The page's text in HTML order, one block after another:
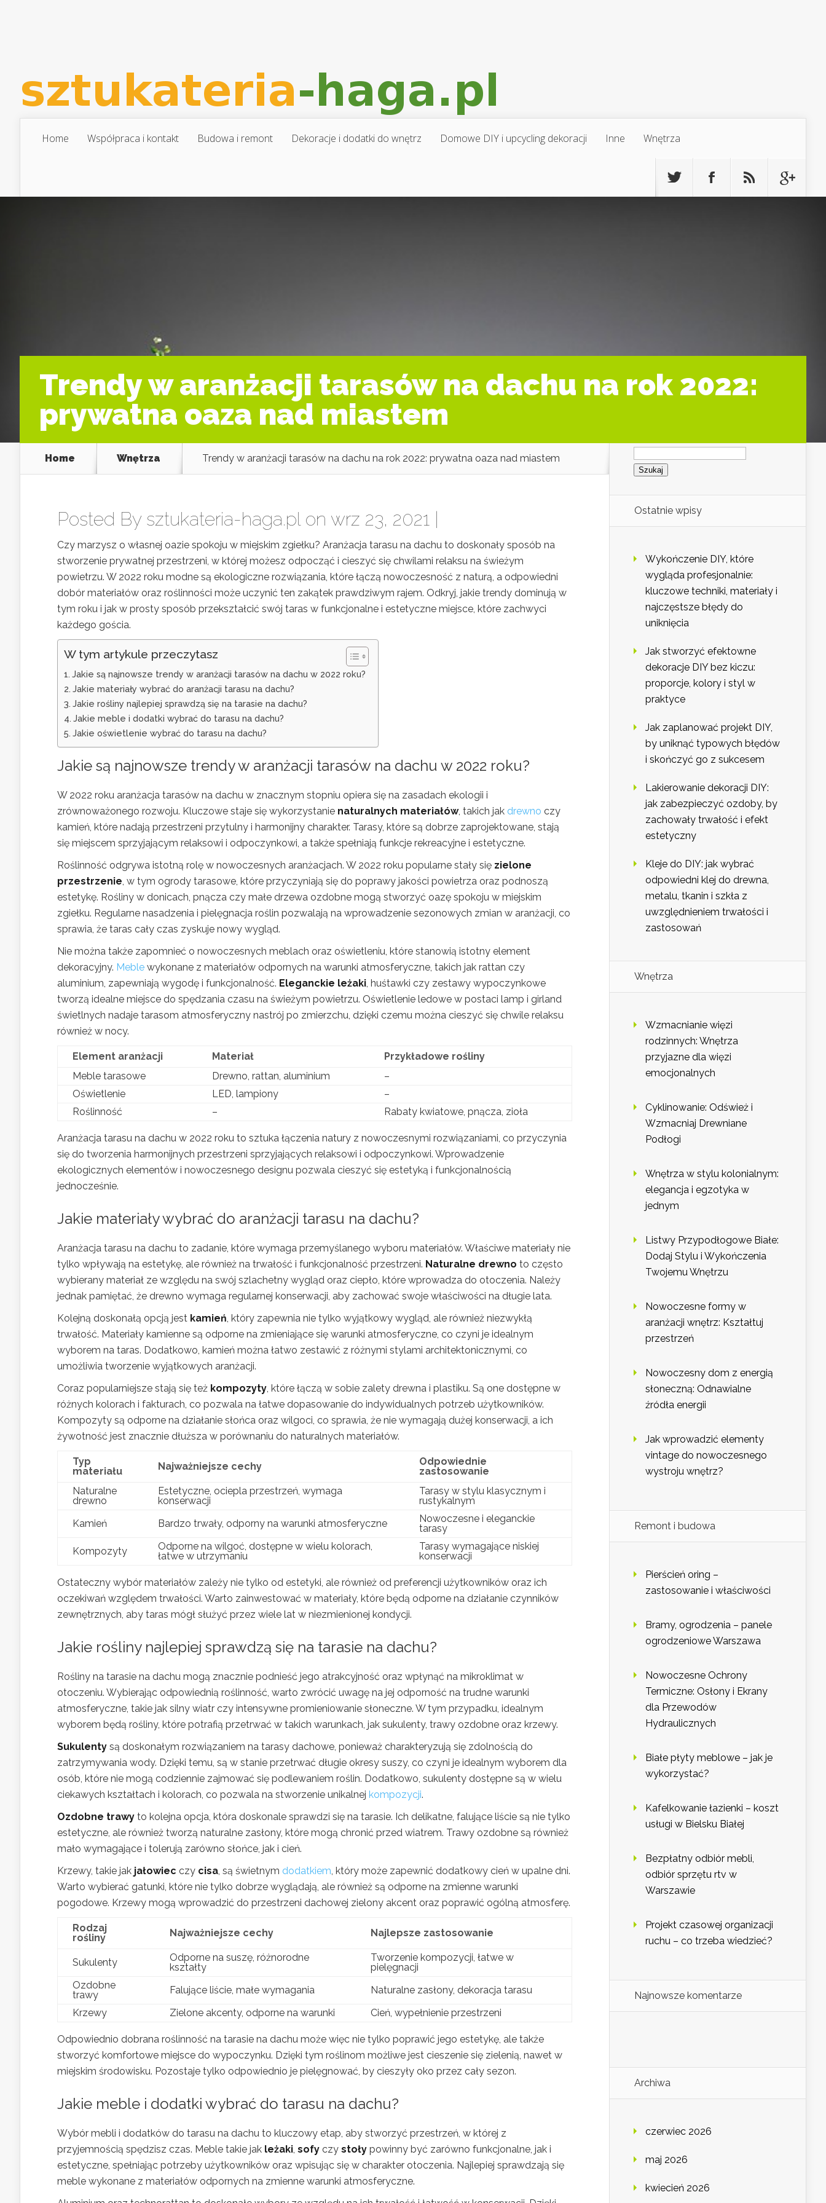
Home Współpraca i kontakt Budowa i remont Dekoracje i dodatki do wnętrz Domowe DIY i upcycling dekoracji Inne Wnętrza
Trendy w aranżacji tarasów na dachu na rok 2022:
prywatna oaza nad miastem
Home Wnętrza Trendy w aranżacji tarasów na dachu na rok 2022: prywatna oaza nad miastem
Posted By sztukateria-haga.plon wrz 23, 2021 |
Czy marzysz o własnej oazie spokoju w miejskim zgiełku? Aranżacja tarasu na dachu to doskonały sposób na
stworzenie prywatnej przestrzeni, w której możesz odpocząć i cieszyć się chwilami relaksu na świeżym
powietrzu. W 2022 roku modne są ekologiczne rozwiązania, które łączą nowoczesność z naturą, a odpowiedni
dobór materiałów oraz roślinności może uczynić ten zakątek prawdziwym rajem. Odkryj, jakie trendy dominują w
tym roku i jak w prosty sposób przekształcić swój taras w funkcjonalne i estetyczne miejsce, które zachwyci
każdego gościa.
W tym artykule przeczytasz
Jakie są najnowsze trendy w aranżacji tarasów na dachu w 2022 roku?
Jakie materiały wybrać do aranżacji tarasu na dachu?
Jakie rośliny najlepiej sprawdzą się na tarasie na dachu?
Jakie meble i dodatki wybrać do tarasu na dachu?
Jakie oświetlenie wybrać do tarasu na dachu?
Jakie są najnowsze trendy w aranżacji tarasów na dachu w 2022 roku?
W 2022 roku aranżacja tarasów na dachu w znacznym stopniu opiera się na zasadach ekologii i
zrównoważonego rozwoju. Kluczowe staje się wykorzystanie naturalnych materiałów, takich jak drewno czy
kamień, które nadają przestrzeni przytulny i harmonijny charakter. Tarasy, które są dobrze zaprojektowane, stają
się miejscem sprzyjającym relaksowi i odpoczynkowi, a także spełniają funkcje rekreacyjne i estetyczne.
Roślinność odgrywa istotną rolę w nowoczesnych aranżacjach. W 2022 roku popularne stały się zielone
przestrzenie, w tym ogrody tarasowe, które przyczyniają się do poprawy jakości powietrza oraz podnoszą
estetykę. Rośliny w donicach, pnącza czy małe drzewa ozdobne mogą stworzyć oazę spokoju w miejskim
zgiełku. Regularne nasadzenia i pielęgnacja roślin pozwalają na wprowadzenie sezonowych zmian w aranżacji, co
sprawia, że taras cały czas zyskuje nowy wygląd.
Nie można także zapomnieć o nowoczesnych meblach oraz oświetleniu, które stanowią istotny element
dekoracyjny. Meble wykonane z materiałów odpornych na warunki atmosferyczne, takich jak rattan czy
aluminium, zapewniają wygodę i funkcjonalność. Eleganckie leżaki, huśtawki czy zestawy wypoczynkowe
tworzą idealne miejsce do spędzania czasu na świeżym powietrzu. Oświetlenie ledowe w postaci lamp i girland
świetlnych nadaje tarasom atmosferyczny nastrój po zmierzchu, dzięki czemu można cieszyć się chwile relaksu
również w nocy.
Element aranżacji Materiał
Przykładowe rośliny
Meble tarasowe
Drewno, rattan, aluminium
–
Oświetlenie
LED, lampiony
–
Roślinność
– Rabaty kwiatowe, pnącza, zioła
Aranżacja tarasu na dachu w 2022 roku to sztuka łączenia natury z nowoczesnymi rozwiązaniami, co przyczynia
się do tworzenia harmonijnych przestrzeni sprzyjających relaksowi i odpoczynkowi. Wprowadzenie
ekologicznych elementów i nowoczesnego designu pozwala cieszyć się estetyką i funkcjonalnością
jednocześnie.
Jakie materiały wybrać do aranżacji tarasu na dachu?
Aranżacja tarasu na dachu to zadanie, które wymaga przemyślanego wyboru materiałów. Właściwe materiały nie
tylko wpływają na estetykę, ale również na trwałość i funkcjonalność przestrzeni. Naturalne drewno to często
wybierany materiał ze względu na swój szlachetny wygląd oraz ciepło, które wprowadza do otoczenia. Należy
jednak pamiętać, że drewno wymaga regularnej konserwacji, aby zachować swoje właściwości na długie lata.
Kolejną doskonałą opcją jest kamień, który zapewnia nie tylko wyjątkowy wygląd, ale również niezwykłą
trwałość. Materiały kamienne są odporne na zmieniające się warunki atmosferyczne, co czyni je idealnym
wyborem na taras. Dodatkowo, kamień można łatwo zestawić z różnymi stylami architektonicznymi, co
umożliwia tworzenie wyjątkowych aranżacji.
Coraz popularniejsze stają się też kompozyty, które łączą w sobie zalety drewna i plastiku. Są one dostępne w
różnych kolorach i fakturach, co pozwala na łatwe dopasowanie do indywidualnych potrzeb użytkowników.
Kompozyty są odporne na działanie słońca oraz wilgoci, co sprawia, że nie wymagają dużej konserwacji, a ich
żywotność jest znacznie dłuższa w porównaniu do naturalnych materiałów.
Typ
materiału
Najważniejsze cechy
Odpowiednie
zastosowanie
Naturalne
drewno
Estetyczne, ociepla przestrzeń, wymaga
konserwacji
Tarasy w stylu klasycznym i
rustykalnym
Kamień
Bardzo trwały, odporny na warunki atmosferyczne
Nowoczesne i eleganckie
tarasy
Kompozyty
Odporne na wilgoć, dostępne w wielu kolorach,
łatwe w utrzymaniu
Tarasy wymagające niskiej
konserwacji
Ostateczny wybór materiałów zależy nie tylko od estetyki, ale również od preferencji użytkowników oraz ich
oczekiwań względem trwałości. Warto zainwestować w materiały, które będą odporne na działanie czynników
zewnętrznych, aby taras mógł służyć przez wiele lat w niezmienionej kondycji.
Jakie rośliny najlepiej sprawdzą się na tarasie na dachu?
Rośliny na tarasie na dachu mogą znacznie podnieść jego atrakcyjność oraz wpłynąć na mikroklimat w
otoczeniu. Wybierając odpowiednią roślinność, warto zwrócić uwagę na jej odporność na trudne warunki
atmosferyczne, takie jak silny wiatr czy intensywne promieniowanie słoneczne. W tym przypadku, idealnym
wyborem będą rośliny, które potrafią przetrwać w takich warunkach, jak sukulenty, trawy ozdobne oraz krzewy.
Sukulenty są doskonałym rozwiązaniem na tarasy dachowe, ponieważ charakteryzują się zdolnością do
zatrzymywania wody. Dzięki temu, są w stanie przetrwać długie okresy suszy, co czyni je idealnym wyborem dla
osób, które nie mogą codziennie zajmować się podlewaniem roślin. Dodatkowo, sukulenty dostępne są w wielu
ciekawych kształtach i kolorach, co pozwala na stworzenie unikalnej kompozycji.
Ozdobne trawy to kolejna opcja, która doskonale sprawdzi się na tarasie. Ich delikatne, falujące liście są nie tylko
estetyczne, ale również tworzą naturalne zasłony, które mogą chronić przed wiatrem. Trawy ozdobne są również
mało wymagające i tolerują zarówno słońce, jak i cień.
Krzewy, takie jak jałowiec czy cisa, są świetnym dodatkiem, który może zapewnić dodatkowy cień w upalne dni.
Warto wybierać gatunki, które nie tylko dobrze wyglądają, ale również są odporne na zmienne warunki
pogodowe. Krzewy mogą wprowadzić do przestrzeni dachowej zielony akcent oraz poprawić ogólną atmosferę.
Rodzaj
rośliny
Najważniejsze cechy Najlepsze zastosowanie
Sukulenty
Odporne na suszę, różnorodne
kształty
Tworzenie kompozycji, łatwe w
pielęgnacji
Ozdobne
trawy
Falujące liście, małe wymagania
Naturalne zasłony, dekoracja tarasu
Krzewy
Zielone akcenty, odporne na warunki Cień, wypełnienie przestrzeni
Odpowiednio dobrana roślinność na tarasie na dachu może więc nie tylko poprawić jego estetykę, ale także
stworzyć komfortowe miejsce do wypoczynku. Dzięki tym roślinom możliwe jest cieszenie się zielenią, nawet w
miejskim środowisku. Pozostaje tylko odpowiednio je pielęgnować, by cieszyły oko przez cały sezon.
Jakie meble i dodatki wybrać do tarasu na dachu?
Wybór mebli i dodatków do tarasu na dachu to kluczowy etap, aby stworzyć przestrzeń, w której z
przyjemnością spędzisz czas. Meble takie jak leżaki, sofy czy stoły powinny być zarówno funkcjonalne, jak i
estetyczne, spełniając potrzeby użytkowników oraz wpisując się w charakter otoczenia. Najlepiej sprawdzają się
meble wykonane z materiałów odpornych na zmienne warunki atmosferyczne.
Szukaj:
Ostatnie wpisy
Wykończenie DIY, które
wygląda profesjonalnie:
kluczowe techniki, materiały i
najczęstsze błędy do
uniknięcia
Jak stworzyć efektowne
dekoracje DIY bez kiczu:
proporcje, kolory i styl w
praktyce
Jak zaplanować projekt DIY,
by uniknąć typowych błędów
i skończyć go z sukcesem
Lakierowanie dekoracji DIY:
jak zabezpieczyć ozdoby, by
zachowały trwałość i efekt
estetyczny
Kleje do DIY: jak wybrać
odpowiedni klej do drewna,
metalu, tkanin i szkła z
uwzględnieniem trwałości i
zastosowań
Wnętrza
Wzmacnianie więzi
rodzinnych: Wnętrza
przyjazne dla więzi
emocjonalnych
Cyklinowanie: Odśwież i
Wzmacniaj Drewniane
Podłogi
Wnętrza w stylu kolonialnym:
elegancja i egzotyka w
jednym
Listwy Przypodłogowe Białe:
Dodaj Stylu i Wykończenia
Twojemu Wnętrzu
Nowoczesne formy w
aranżacji wnętrz: Kształtuj
przestrzeń
Nowoczesny dom z energią
słoneczną: Odnawialne
źródła energii
Jak wprowadzić elementy
vintage do nowoczesnego
wystroju wnętrz?
Remont i budowa
Pierścień oring –
zastosowanie i właściwości
Bramy, ogrodzenia – panele
ogrodzeniowe Warszawa
Nowoczesne Ochrony
Termiczne: Osłony i Ekrany
dla Przewodów
Hydraulicznych
Białe płyty meblowe – jak je
wykorzystać?
Kafelkowanie łazienki – koszt
usługi w Bielsku Białej
Bezpłatny odbiór mebli,
odbiór sprzętu rtv w
Warszawie
Projekt czasowej organizacji
ruchu – co trzeba wiedzieć?
Najnowsze komentarze
Archiwa
czerwiec 2026
maj 2026
kwiecień 2026